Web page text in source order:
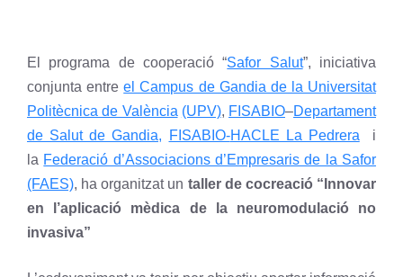
El programa de cooperació “Safor Salut”, iniciativa
conjunta entreel Campus de Gandia de la Universitat
Politècnica de València (UPV), FISABIO–Departament
de Salut de Gandia,
FISABIO-HACLE La Pedrera i
la Federació d’Associacions d’Empresaris de la Safor
(FAES), ha organitzat un taller de cocreació “Innovar
en l’aplicació mèdica de la neuromodulació no
invasiva”